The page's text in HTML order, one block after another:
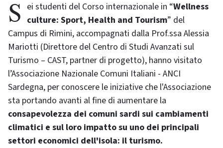
Sei studenti del Corso internazionale in “Wellness
culture: Sport, Health and Tourism” del
Campus di Rimini, accompagnati dalla Prof.ssa Alessia
Mariotti (Direttore del Centro di Studi Avanzati sul
Turismo – CAST, partner di progetto), hanno visitato
l’Associazione Nazionale Comuni Italiani - ANCI
Sardegna, per conoscere le iniziative che l'Associazione
sta portando avanti al fine di aumentare la
consapevolezza dei comuni sardi sui cambiamenti
climatici e sul loro impatto su uno dei principali
settori economici dell'isola: il turismo.